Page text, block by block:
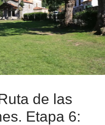
de las
Etapa 6: